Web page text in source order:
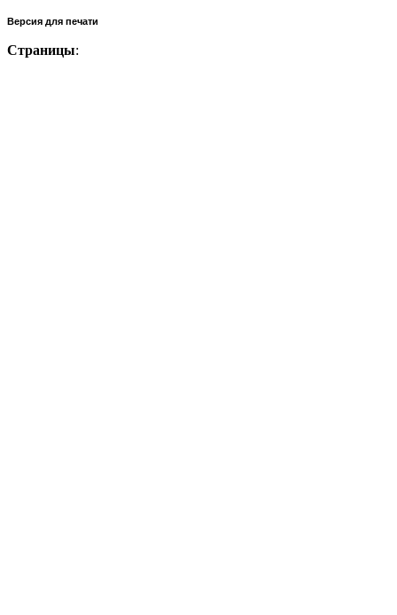
Версия для печати
Страницы: